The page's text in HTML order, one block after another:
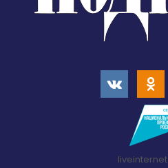
liveinternet